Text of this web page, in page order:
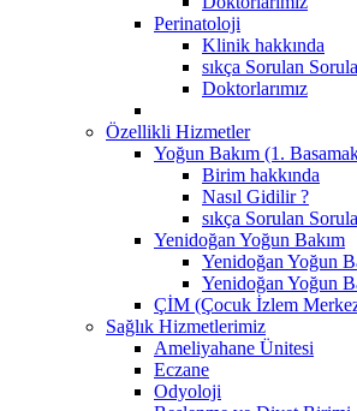
Perinatoloji
Klinik hakkında
sıkça Sorulan
Doktorlarımız
Özellikli Hizmetler
Yoğun Bakım (1.
Birim hakkında
Nasıl Gidilir ?
sıkça Sorulan
Yenidoğan Yoğun Bakım
Yenidoğan Yoğun
Yenidoğan Yoğun
ÇİM (Çocuk İzlem
Sağlık Hizmetlerimiz
Ameliyahane Ünitesi
Eczane
Odyoloji